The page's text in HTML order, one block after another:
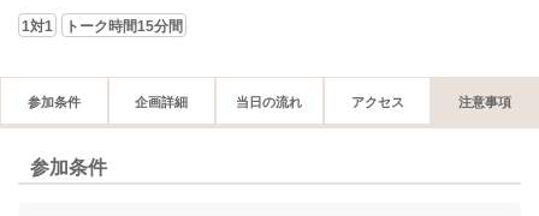
1対1 トーク時間15分間
参加条件 企画詳細 当日の流れ アクセス 注意事項
参加条件